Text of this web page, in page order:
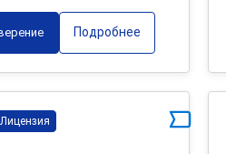
Подробнее
Лицензия